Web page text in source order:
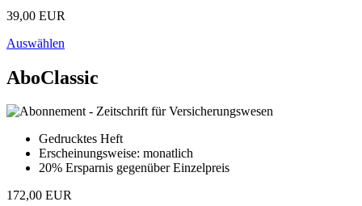
39,00 EUR
Auswählen
AboClassic
Gedrucktes Heft
Erscheinungsweise: monatlich
20% Ersparnis gegenüber Einzelpreis
172,00 EUR